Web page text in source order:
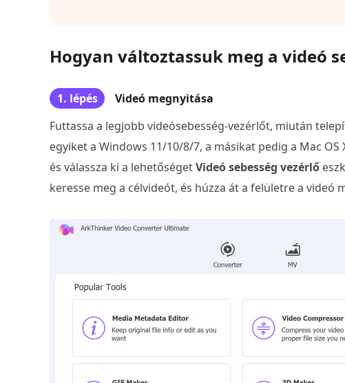
Hogyan változtassuk meg a videó
1. lépés
Videó megnyitása
Futtassa a legjobb videósebesség-vezérlőt, miután
egyiket a Windows 11/10/8/7, a másikat pedig a Mac OS
és válassza ki a lehetőségetVideó sebesség vezérlő
keresse meg a célvideót, és húzza át a felületre a videó